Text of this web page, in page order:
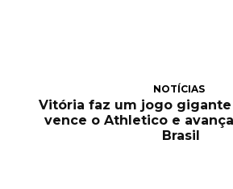
NOTÍCIAS
Vitória faz um jogo gigante
vence o Athletico e
Brasil